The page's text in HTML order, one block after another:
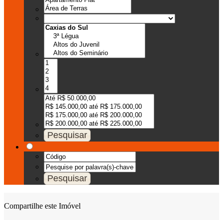
Compartilhe este Imóvel